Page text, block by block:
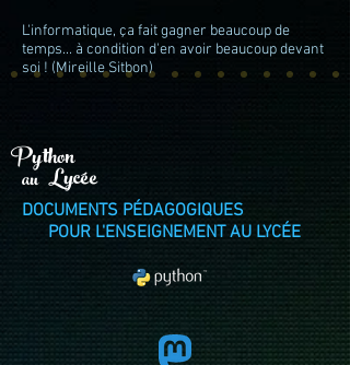
L'informatique, ça fait gagner beaucoup de
temps... à condition d'en avoir beaucoup devant
soi ! (Mireille Sitbon)
au
Python
Lycée
DOCUMENTS PÉDAGOGIQUES
POUR L'ENSEIGNEMENT AU LYCÉE